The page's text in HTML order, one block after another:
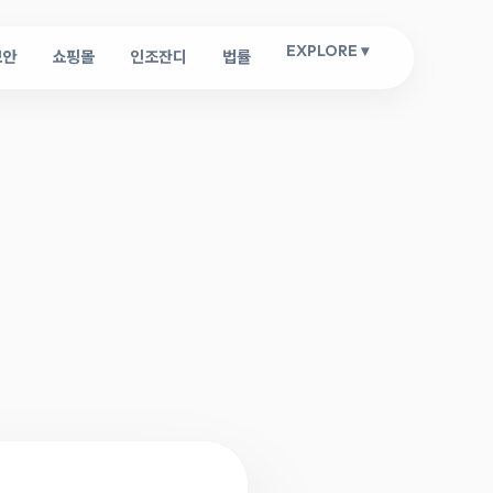
쇼핑몰 인조잔디 법률 EXPLORE ▾